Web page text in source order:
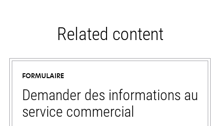
Related content
FORMULAIRE
Demander des informations au
service commercial